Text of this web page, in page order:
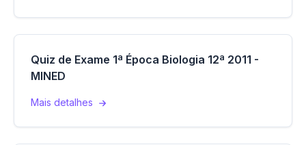
Quiz de Exame 1ª Época Biologia 12ª 2011 -
MINED
Mais detalhes